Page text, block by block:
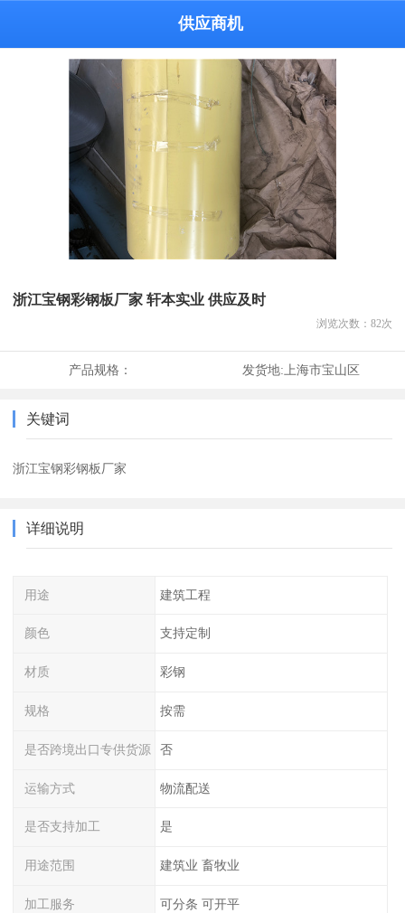
供应商机
浙江宝钢彩钢板厂家 轩本实业 供应及时
浏览次数： 82次
产品规格： 发货地:上海市宝山区
关键词
浙江宝钢彩钢板厂家
详细说明
用途 建筑工程
颜色 支持定制
材质 彩钢
规格 按需
是否跨境出口专供货源 否
运输方式 物流配送
是否支持加工 是
用途范围 建筑业 畜牧业
加工服务 可分条 可开平